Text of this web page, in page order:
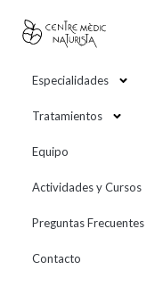
Especialidades
Tratamientos
Equipo
Actividades y Cursos
Preguntas Frecuentes
Contacto